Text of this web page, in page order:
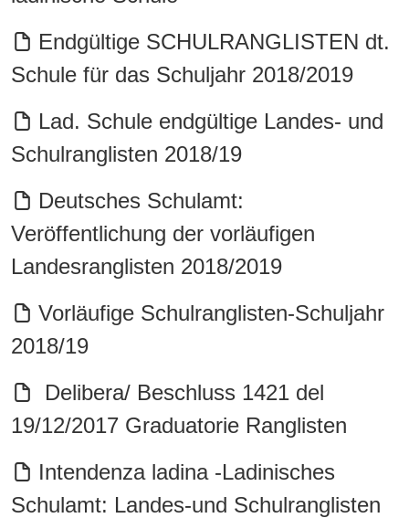
Endgültige SCHULRANGLISTEN dt.
Schule für das Schuljahr 2018/2019
Lad. Schule endgültige Landes- und
Schulranglisten 2018/19
Deutsches Schulamt:
Veröffentlichung der vorläufigen
Landesranglisten 2018/2019
Vorläufige Schulranglisten-Schuljahr
2018/19
Delibera/ Beschluss 1421 del
19/12/2017 Graduatorie Ranglisten
Intendenza ladina -Ladinisches
Schulamt: Landes-und Schulranglisten